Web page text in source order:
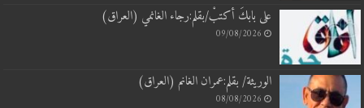
على بابكَ أكتبْ/بقلم:رجاء الغانمي (العراق)
09/08/2026
الوريثة/ بقلم:عمران الغانم (العراق)
08/08/2026